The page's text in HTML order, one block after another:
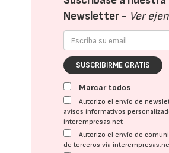
Newsletter - Ver
SUSCRIBIRME GRATIS
Marcar todos
Autorizo el envío de
avisos informativos
interempresas.net
Autorizo el envío de
de terceros vía